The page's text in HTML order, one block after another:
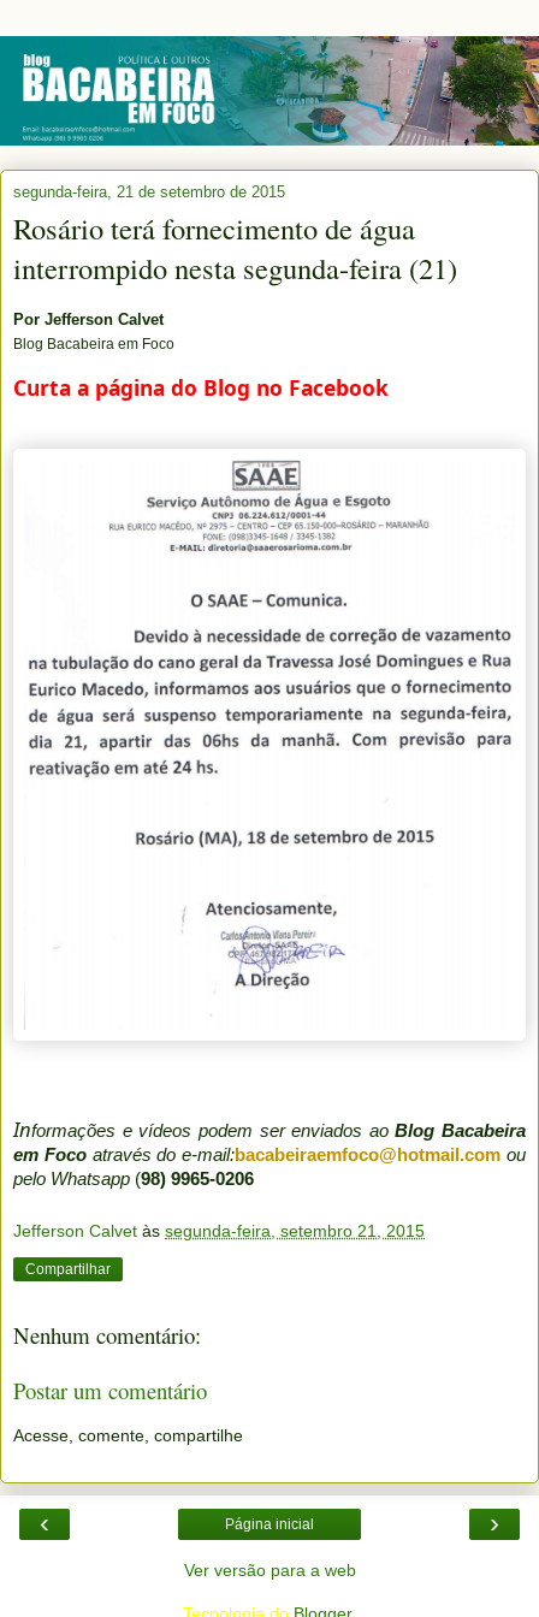
segunda-feira, 21 de setembro de 2015
Rosário terá fornecimento de água
interrompido nesta segunda-feira (21)
Por Jefferson Calvet
Blog Bacabeira em Foco
Curta a página do Blog no Facebook
Informações e vídeos podem ser enviados aoBlog Bacabeira
em Focoatravés do e-mail:bacabeiraemfoco@hotmail.com ou
pelo Whatsapp (98) 9965-0206
Jefferson Calvet às segunda-feira, setembro 21, 2015
Compartilhar
Nenhum comentário:
Postar um comentário
Acesse, comente, compartilhe
‹ ›
Página inicial
Ver versão para a web